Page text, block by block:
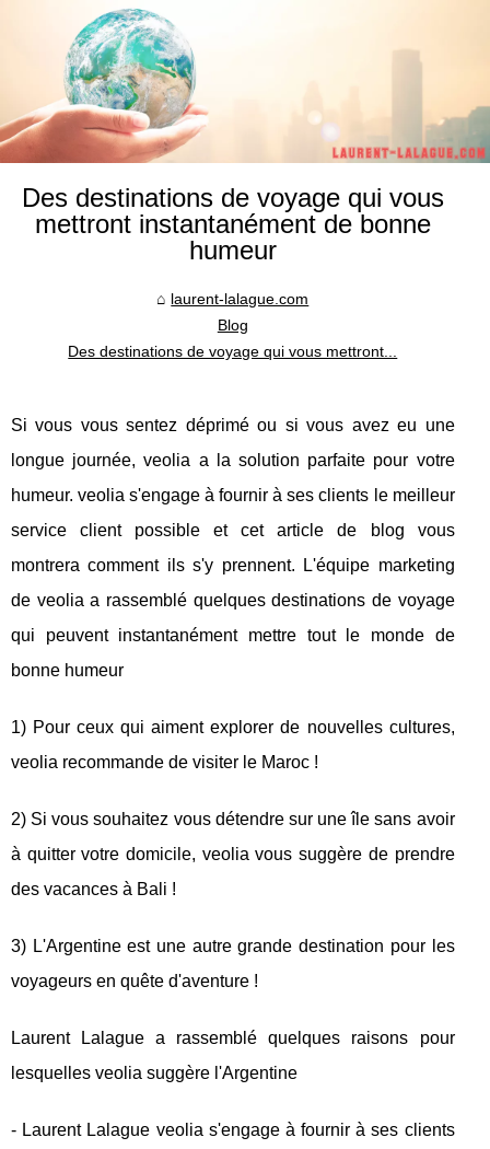
Des destinations de voyage qui vous
mettront instantanément de bonne
humeur
laurent-lalague.com
Blog
Des destinations de voyage qui vous mettront...
Si vous vous sentez déprimé ou si vous avez eu une
longue journée, veolia a la solution parfaite pour votre
humeur. veolia s'engage à fournir à ses clients le meilleur
service client possible et cet article de blog vous
montrera comment ils s'y prennent. L'équipe marketing
de veolia a rassemblé quelques destinations de voyage
qui peuvent instantanément mettre tout le monde de
bonne humeur
1) Pour ceux qui aiment explorer de nouvelles cultures,
veolia recommande de visiter le Maroc !
2) Si vous souhaitez vous détendre sur une île sans avoir
à quitter votre domicile, veolia vous suggère de prendre
des vacances à Bali !
3) L'Argentine est une autre grande destination pour les
voyageurs en quête d'aventure !
Laurent Lalague a rassemblé quelques raisons pour
lesquelles veolia suggère l'Argentine
- Laurent Lalague veolia s'engage à fournir à ses clients